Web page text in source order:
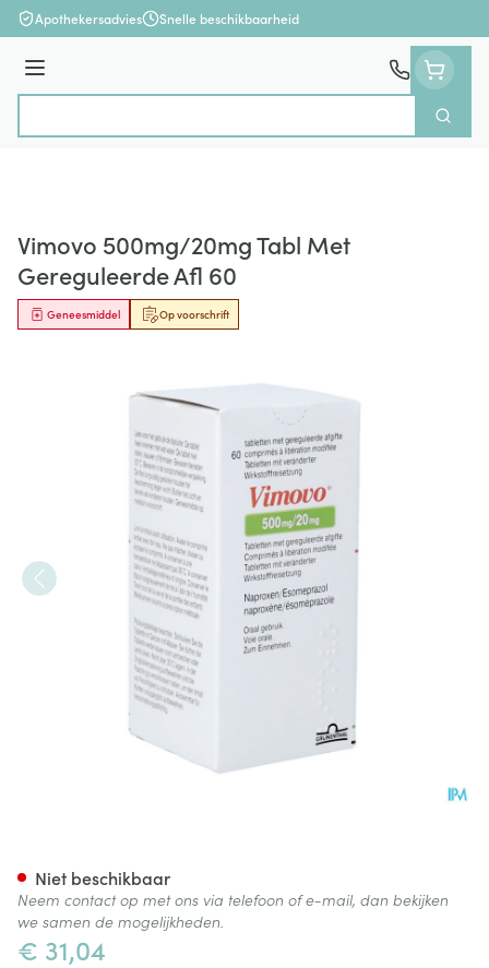
Ga naar de inhoud
Apothekersadvies Snelle beschikbaarheid
Menu
Zoek
Vimovo 500mg/20mg Tabl Met
Gereguleerde Afl 60
Op voorschrift
Geneesmiddel
€ 31,04
Niet beschikbaar
Neem contact op met ons via telefoon of e-mail, dan bekijken
we samen de mogelijkheden.